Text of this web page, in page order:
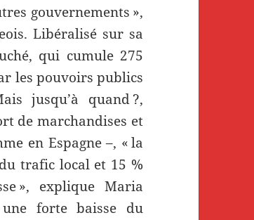
gouvernements »,
Libéralisé sur sa
qui cumule 275
les pouvoirs publics
jusqu’à quand ?,
de marchandises et
en Espagne –, « la
trafic local et 15 %
», explique Maria
une forte baisse du